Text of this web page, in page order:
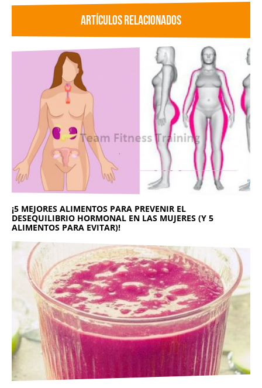
ARTÍCULOS RELACIONADOS
¡5 MEJORES ALIMENTOS PARA PREVENIR EL
DESEQUILIBRIO HORMONAL EN LAS MUJERES (Y 5
ALIMENTOS PARA EVITAR)!